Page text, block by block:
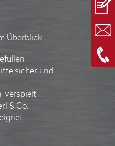
Überblick:
und
verspielt
& Co.